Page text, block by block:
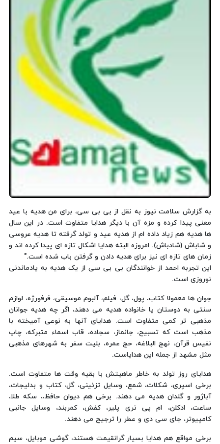
به گزارش سلامت نیوز به نقل از بی بی سی، برای من هدیه با عید
معنی پیدا کرده و مزه آن با دیگر هدایا متفاوت است. در این سال
ها هدیه هم زیاد داده ام از هدیه عید و تولد گرفته تا هدیه عروسی
و شاباش (شادباش). امروزه البته هدایا اشکال تازه ای پیدا کرده اند و
زمان های تازه ای نیز برای هدیه دادن و گرفتن باب شده است."
این تجربه احمد از خوانندگان بی بی سی از یک هدیه به یادماندنی
نوروزی است.
جوان ها معمولا کتاب، پول، گل، فیلم، آلبوم موسیقی، فرفورژه، لوازم
سنتی به دوستان یا خانواده هدیه می دهند، اگر چه هدیه جوانان
مذهبی تر کمی متفاوت است. هدایای آنها به نوعی آمیخته با
مذهب است که تسبیح، جانماز، سجاده، قاب اسماء متبرکه، چاپ
نفیس قرآن، نهج البلاغه، حج عمره، بلیت سفر به شهرهای مذهبی
مثل مشهد از جمله این هدایاست.
هدایای روز تولد به خاطر ماهیتش با بقیه وقت ها متفاوت است.
برخی اسپری، شکلات، شمع، وسایل تزئینی، گل، کتاب و بدلیجات،
آباژور و گلدان هدیه می دهند. برخی هم دیوان حافظ،، سکه طلا،
ساعت، ادکلن، ام پی تری پلیر، کفش، کمربند، وسایل جانبی
کامپیوتر، جای سی دی و عطر را ترجیح می دهند.
برخی مواقع هم هدایا بسیار گرانقیمت هستند، گوشی موبایل، سیم